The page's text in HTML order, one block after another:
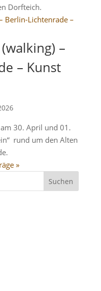
Dorfteich.
(walking) –
– Kunst
30. April und 01.
rund um den Alten
»